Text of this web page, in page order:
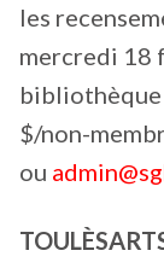
les
mercredi 18
bibliothèque
$/non-
ou